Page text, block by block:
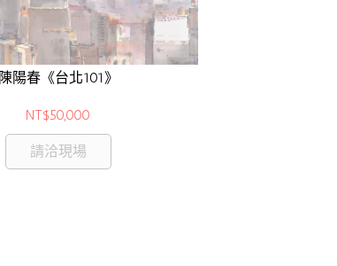
陳陽春《台北101》
NT$50,000
請洽現場